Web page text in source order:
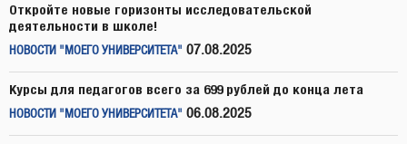
Откройте новые горизонты исследовательской
деятельности в школе!
НОВОСТИ "МОЕГО УНИВЕРСИТЕТА" 07.08.2025
Курсы для педагогов всего за 699 рублей до конца лета
НОВОСТИ "МОЕГО УНИВЕРСИТЕТА" 06.08.2025